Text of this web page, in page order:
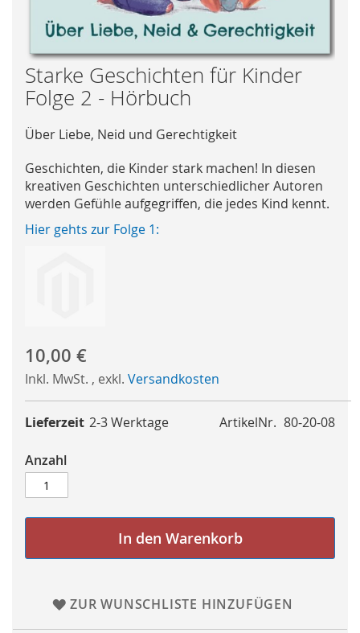
Skip
to
the
of
images
gallery
Starke Geschichten für Kinder
Folge 2 - Hörbuch
Über Liebe, Neid und Gerechtigkeit
Geschichten, die Kinder stark machen! In diesen
kreativen Geschichten unterschiedlicher Autoren
werden Gefühle aufgegriffen, die jedes Kind kennt.
Hier gehts zur Folge 1:
10,00 €
Inkl. MwSt. , exkl. Versandkosten
ArtikelNr. 80-20-08
Lieferzeit 2-3 Werktage
Anzahl
In den Warenkorb
ZUR WUNSCHLISTE HINZUFÜGEN